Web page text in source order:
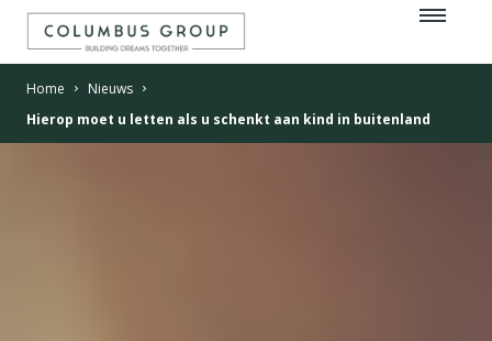
Home
Nieuws
Hierop moet u letten als u schenkt aan kind in buitenland